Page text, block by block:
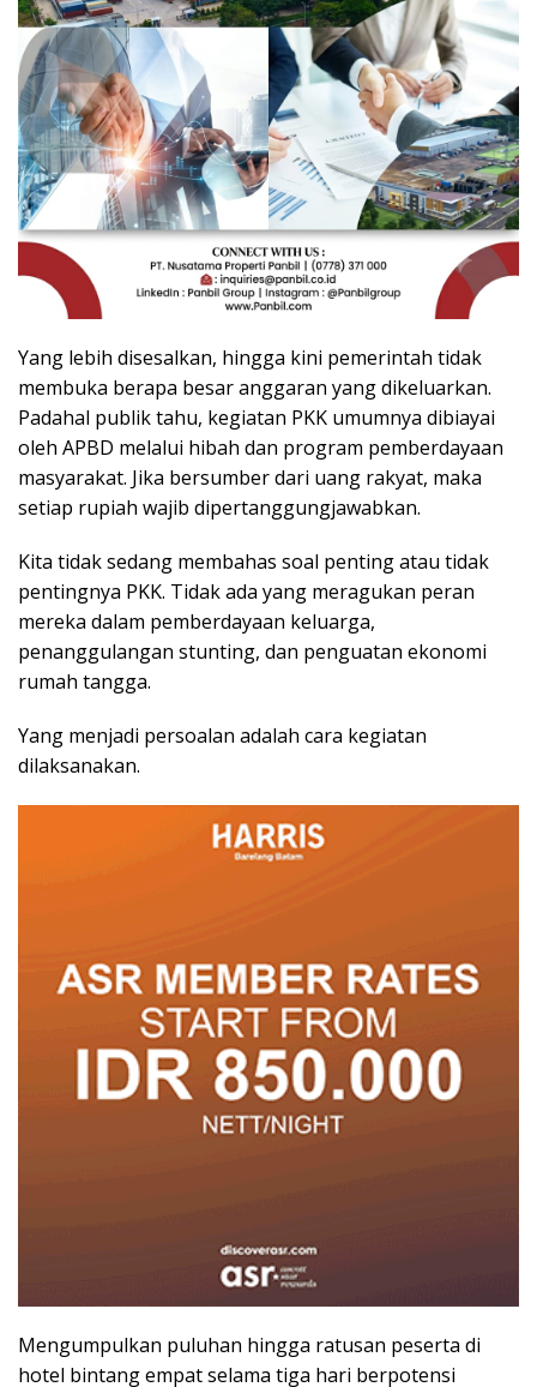
Yang lebih disesalkan, hingga kini pemerintah tidak
membuka berapa besar anggaran yang dikeluarkan.
Padahal publik tahu, kegiatan PKK umumnya dibiayai
oleh APBD melalui hibah dan program pemberdayaan
masyarakat. Jika bersumber dari uang rakyat, maka
setiap rupiah wajib dipertanggungjawabkan.
Kita tidak sedang membahas soal penting atau tidak
pentingnya PKK. Tidak ada yang meragukan peran
mereka dalam pemberdayaan keluarga,
penanggulangan stunting, dan penguatan ekonomi
rumah tangga.
Yang menjadi persoalan adalah cara kegiatan
dilaksanakan.
Mengumpulkan puluhan hingga ratusan peserta di
hotel bintang empat selama tiga hari berpotensi